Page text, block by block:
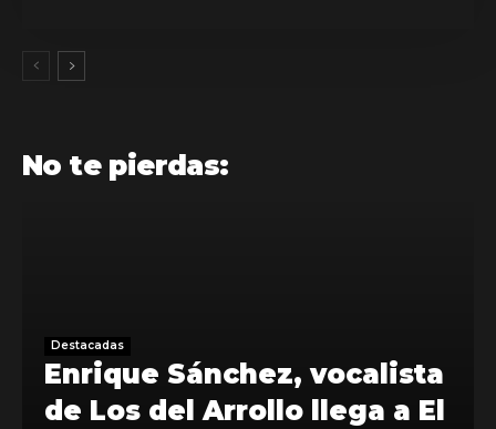
No te pierdas:
Destacadas
Enrique Sánchez, vocalista
de Los del Arrollo llega a El